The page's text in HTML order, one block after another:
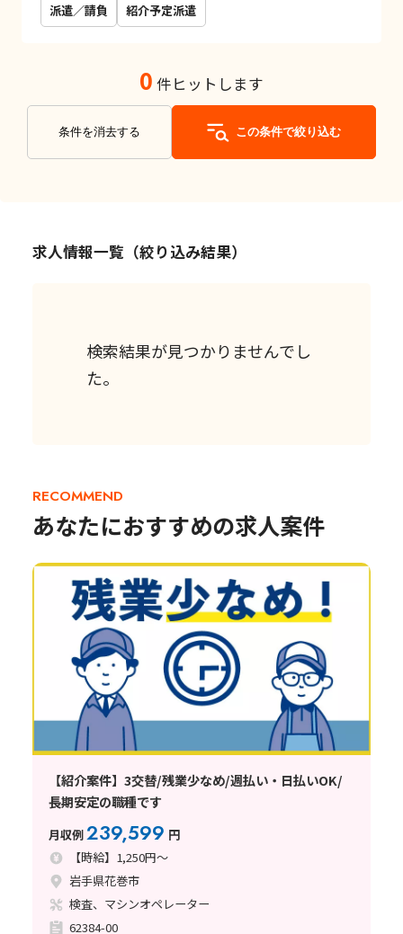
派遣／請負 紹介予定派遣
0 件ヒットします
条件を消去する この条件で絞り込む
求人情報一覧（絞り込み結果）
検索結果が見つかりませんでし
た。
RECOMMEND
あなたにおすすめの求人案件
【紹介案件】3交替/残業少なめ/週払い・日払いOK/
長期安定の職種です
月収例239,599 円
【時給】1,250円～
岩手県花巻市
検査、マシンオペレーター
62384-00